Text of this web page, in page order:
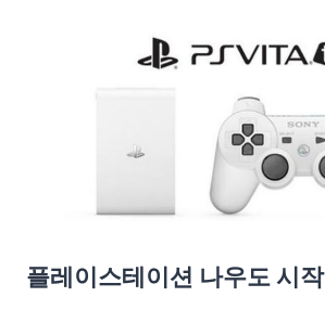
플레이스테이션 나우도 시작